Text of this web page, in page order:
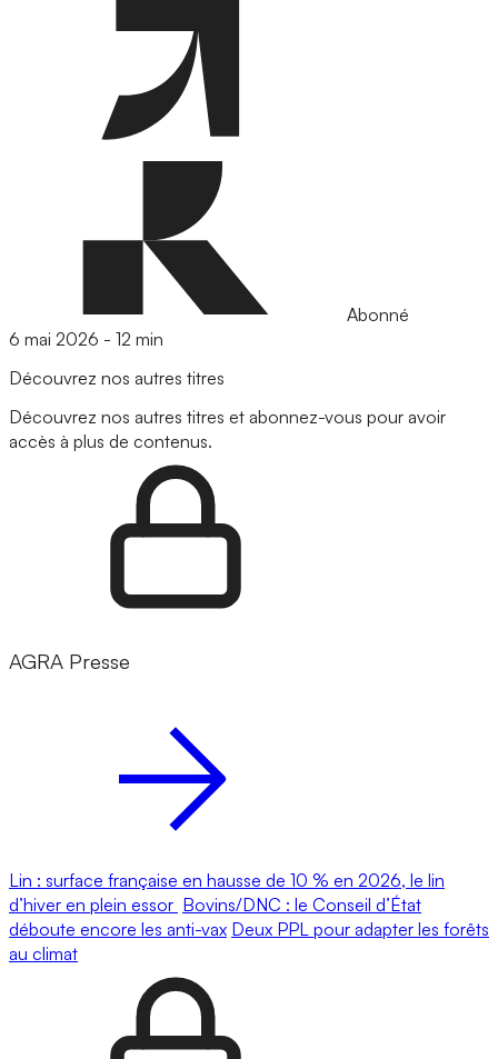
Abonné
6 mai 2026 - 12 min
Découvrez nos autres titres
Découvrez nos autres titres et abonnez-vous pour avoir
accès à plus de contenus.
AGRA Presse
Lin : surface française en hausse de 10 % en 2026, le lin
d’hiver en plein essor Bovins/DNC : le Conseil d’État
déboute encore les anti-vax Deux PPL pour adapter les forêts
au climat